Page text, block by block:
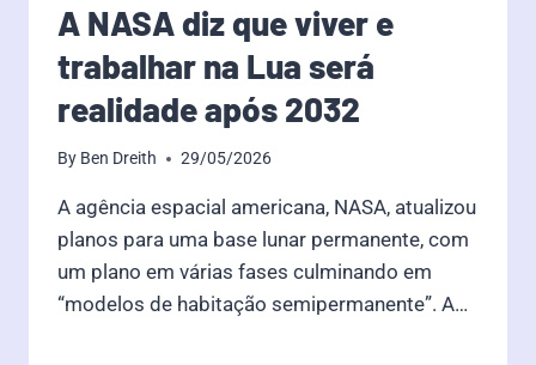
A NASA diz que viver e
trabalhar na Lua será
realidade após 2032
By Ben Dreith 29/05/2026
A agência espacial americana, NASA, atualizou
planos para uma base lunar permanente, com
um plano em várias fases culminando em
“modelos de habitação semipermanente”. A…